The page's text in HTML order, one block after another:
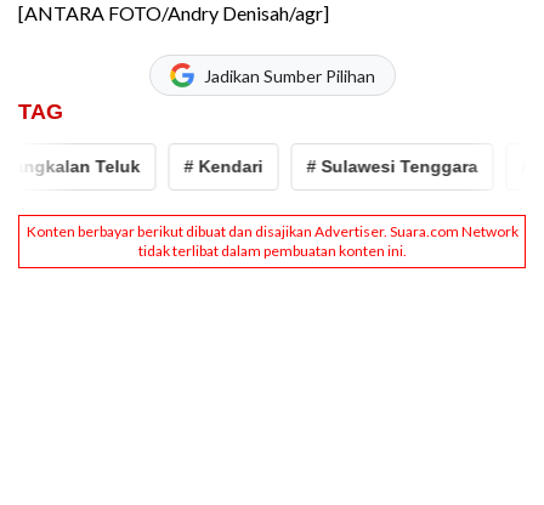
[ANTARA FOTO/Andry Denisah/agr]
Jadikan Sumber Pilihan
TAG
Teluk # Kendari # Sulawesi Tenggara